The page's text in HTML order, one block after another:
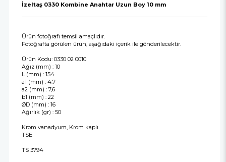
İzeltaş 0330 Kombine Anahtar Uzun Boy 10 mm
Ürün fotoğrafı temsil amaçlıdır.
Fotoğrafta görülen ürün, aşağıdaki içerik ile gönderilecektir.
Ürün Kodu: 0330 02 0010
Ağız (mm) : 10
L (mm) : 154
a1 (mm) : 4.7
a2 (mm) : 7,6
b1 (mm) : 22
ØD (mm) : 16
Ağırlık (gr) : 50
Krom vanadyum, Krom kaplı
TSE
TS 3794